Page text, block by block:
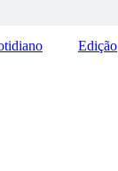
Edição